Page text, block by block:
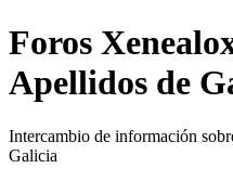
Foros
Apellidos de
Intercambio de información
Galicia